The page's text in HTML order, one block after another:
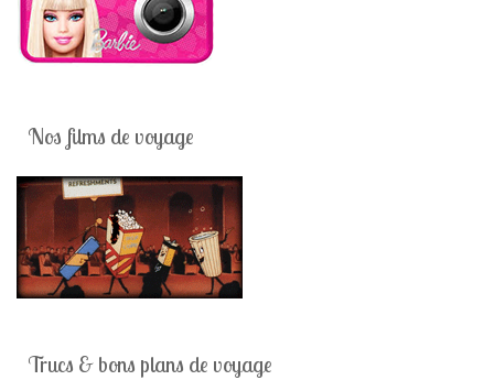
Nos films de voyage
Trucs & bons plans de voyage